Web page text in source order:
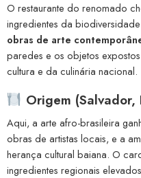
O restaurante do renomado
ingredientes da
obras de arte
paredes e os objetos
cultura e da culinária nacional.
Origem (Salvador,
Aqui, a arte afro-brasileira
obras de artistas locais, e a
herança cultural baiana. O
ingredientes regionais